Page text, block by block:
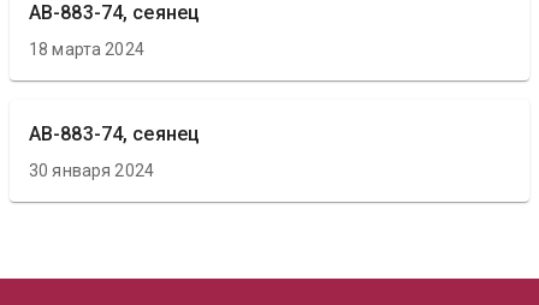
АВ-883-74, сеянец
18 марта 2024
АВ-883-74, сеянец
30 января 2024